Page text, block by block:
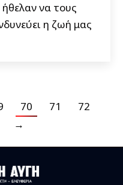
να τους
η ζωή μας
70 71
72
→